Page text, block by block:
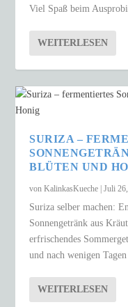
Viel Spaß beim
WEITERLESEN
SURIZA –
BLÜTEN UND
vonKalinkasKueche |Juli
Suriza selber machen:
Sonnengetränk aus
erfrischendes
und nach wenigen
WEITERLESEN